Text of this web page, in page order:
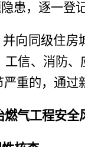
患，逐一登
向同级住
工信、消防
重的，通
燃气工程安